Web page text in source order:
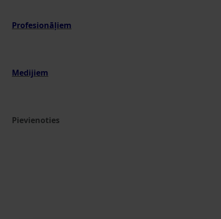
Profesionāļiem
Medijiem
Pievienoties